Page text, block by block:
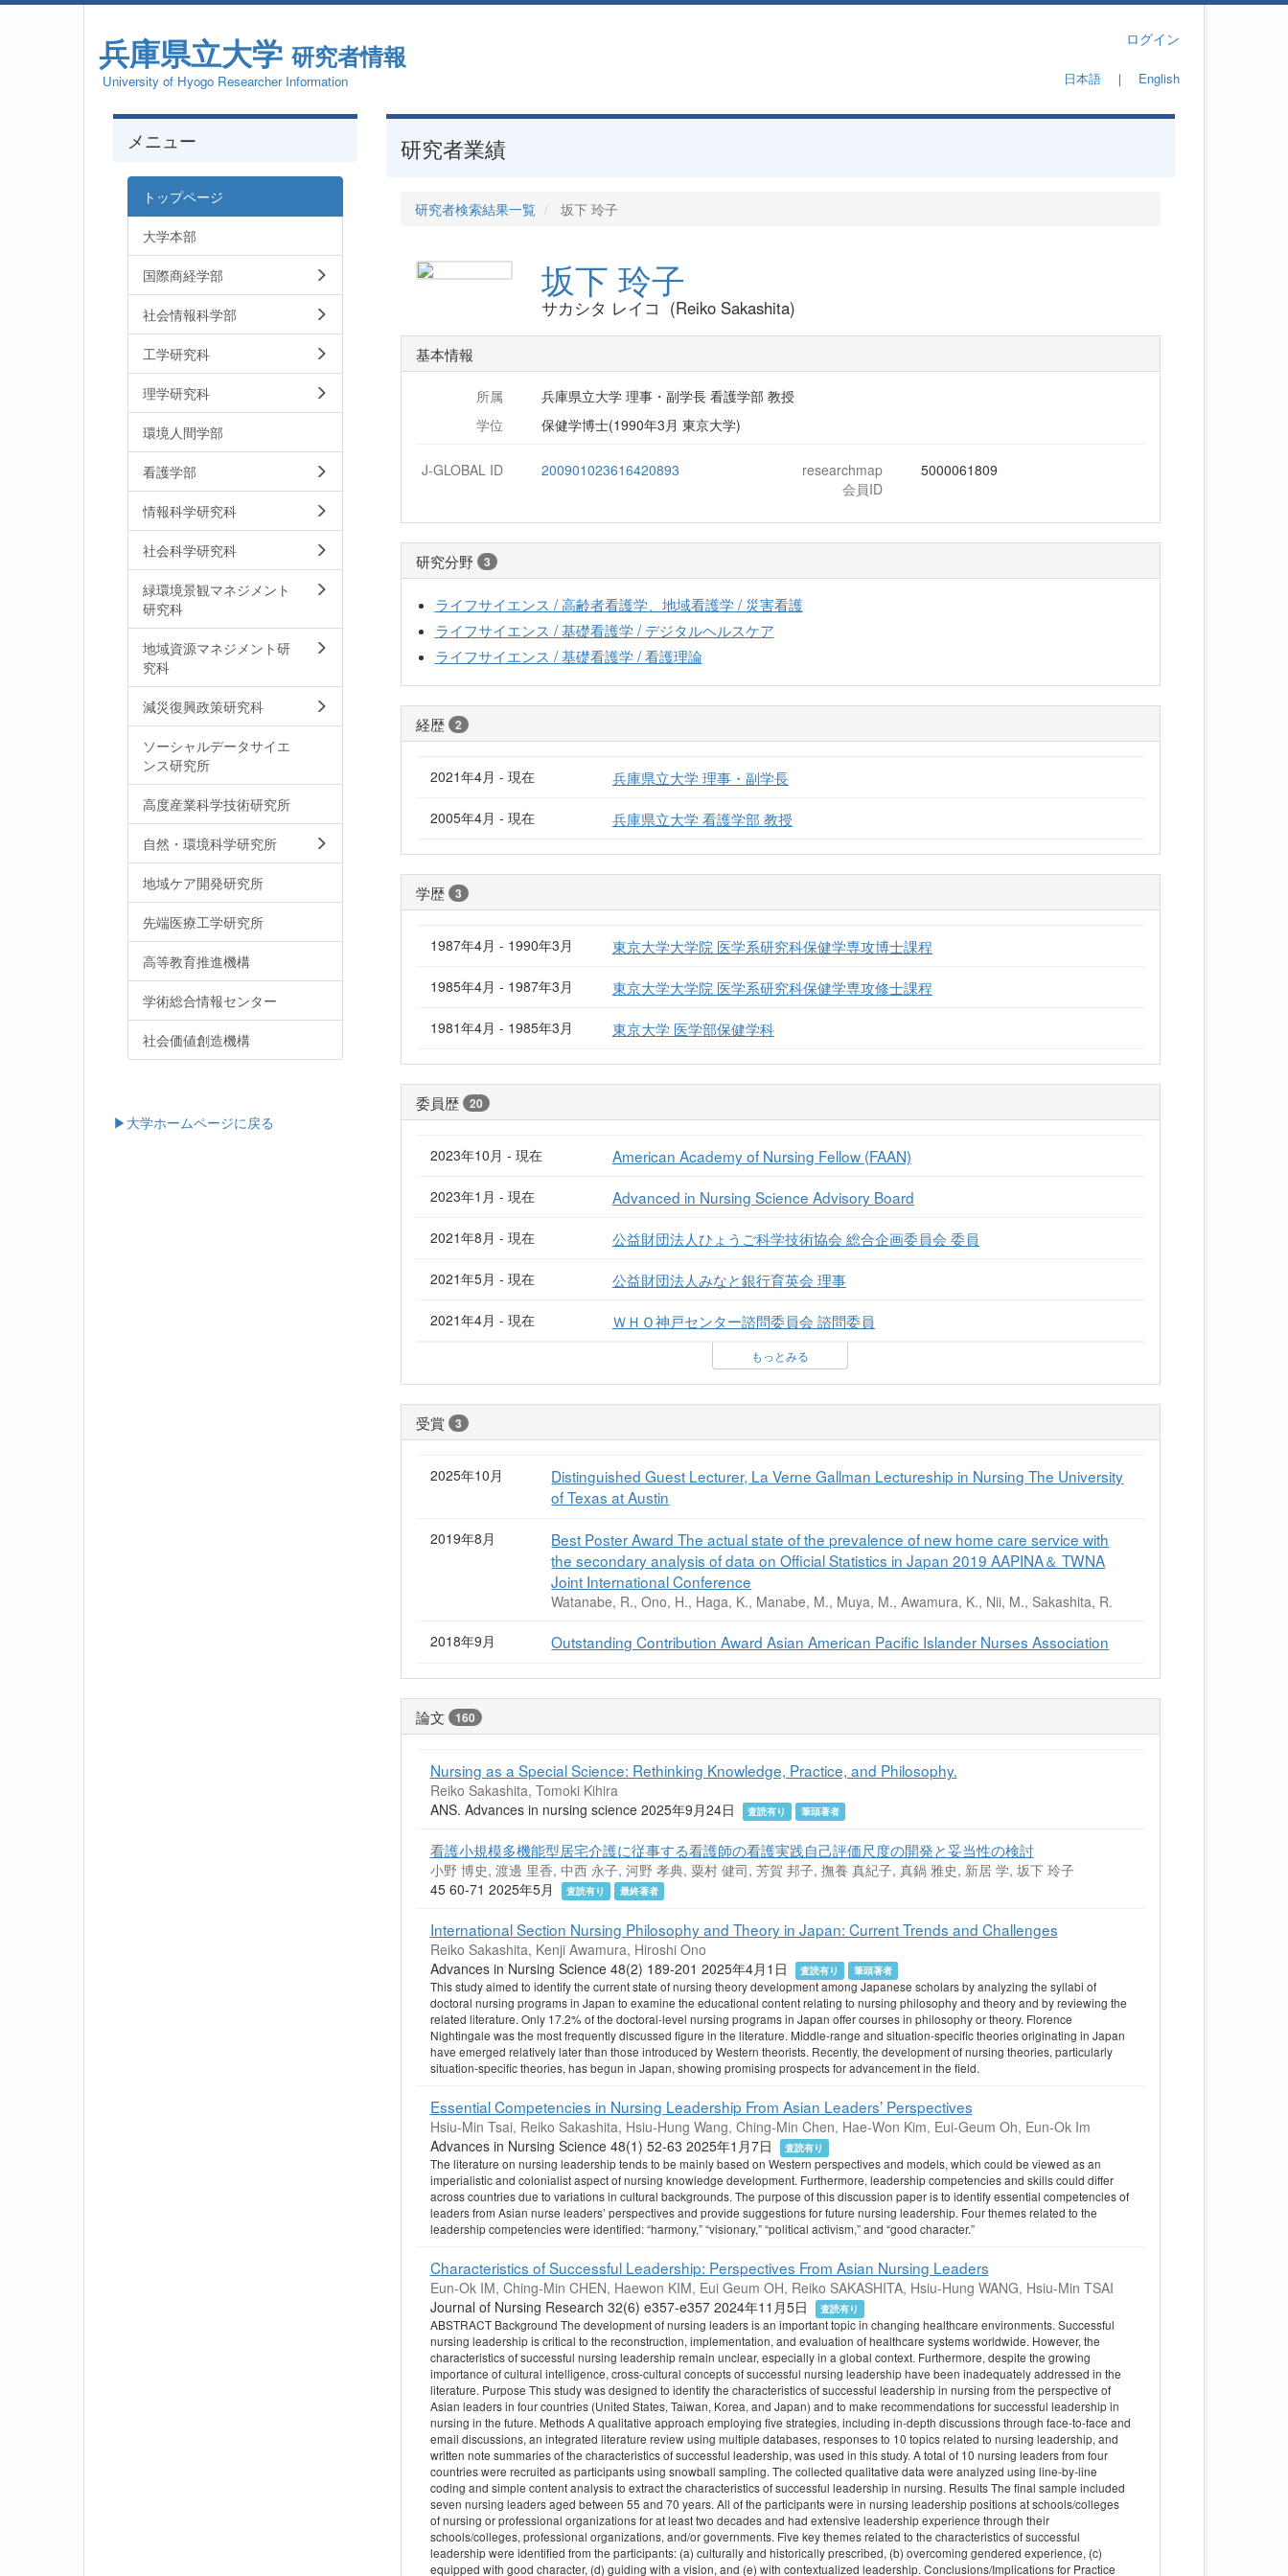
兵庫県立大学 研究者情報
University of Hyogo Researcher Information
ログイン
日本語｜ English
研究者業績
研究者検索結果一覧 坂下 玲子
坂下 玲子
サカシタ レイコ (Reiko Sakashita)
基本情報
所属
兵庫県立大学 理事・副学長 看護学部 教授
学位
保健学博士(1990年3月 東京大学)
J-GLOBAL ID 200901023616420893
researchmap
会員ID
5000061809
研究分野 3
ライフサイエンス / 高齢者看護学、地域看護学 / 災害看護
ライフサイエンス / 基礎看護学 / デジタルヘルスケア
ライフサイエンス / 基礎看護学 / 看護理論
経歴 2
2021年4月 - 現在 兵庫県立大学 理事・副学長
2005年4月 - 現在 兵庫県立大学 看護学部 教授
学歴 3
1987年4月 - 1990年3月 東京大学大学院 医学系研究科保健学専攻博士課程
1985年4月 - 1987年3月 東京大学大学院 医学系研究科保健学専攻修士課程
1981年4月 - 1985年3月 東京大学 医学部保健学科
委員歴 20
2023年10月 - 現在 American Academy of Nursing Fellow (FAAN)
2023年1月 - 現在 Advanced in Nursing Science Advisory Board
2021年8月 - 現在 公益財団法人ひょうご科学技術協会 総合企画委員会 委員
2021年5月 - 現在 公益財団法人みなと銀行育英会 理事
2021年4月 - 現在 ＷＨＯ神戸センター諮問委員会 諮問委員
もっとみる
受賞 3
2025年10月
Distinguished Guest Lecturer, La Verne Gallman Lectureship in Nursing The University
of Texas at Austin
2019年8月
Best Poster Award The actual state of the prevalence of new home care service with
the secondary analysis of data on Official Statistics in Japan 2019 AAPINA＆ TWNA
Joint International Conference
Watanabe, R., Ono, H., Haga, K., Manabe, M., Muya, M., Awamura, K., Nii, M., Sakashita, R.
2018年9月 Outstanding Contribution Award Asian American Pacific Islander Nurses Association
論文 160
Nursing as a Special Science: Rethinking Knowledge, Practice, and Philosophy.
Reiko Sakashita, Tomoki Kihira
ANS. Advances in nursing science 2025年9月24日
査読有り 筆頭著者
看護小規模多機能型居宅介護に従事する看護師の看護実践自己評価尺度の開発と妥当性の検討
小野 博史, 渡邊 里香, 中西 永子, 河野 孝典, 粟村 健司, 芳賀 邦子, 撫養 真紀子, 真鍋 雅史, 新居 学, 坂下 玲子
45 60-71 2025年5月
査読有り 最終著者
International Section Nursing Philosophy and Theory in Japan: Current Trends and Challenges
Reiko Sakashita, Kenji Awamura, Hiroshi Ono
Advances in Nursing Science 48(2) 189-201 2025年4月1日
査読有り 筆頭著者
This study aimed to identify the current state of nursing theory development among Japanese scholars by analyzing the syllabi of
doctoral nursing programs in Japan to examine the educational content relating to nursing philosophy and theory and by reviewing the
related literature. Only 17.2% of the doctoral-level nursing programs in Japan offer courses in philosophy or theory. Florence
Nightingale was the most frequently discussed figure in the literature. Middle-range and situation-specific theories originating in Japan
have emerged relatively later than those introduced by Western theorists. Recently, the development of nursing theories, particularly
situation-specific theories, has begun in Japan, showing promising prospects for advancement in the field.
Essential Competencies in Nursing Leadership From Asian Leaders’ Perspectives
Hsiu-Min Tsai, Reiko Sakashita, Hsiu-Hung Wang, Ching-Min Chen, Hae-Won Kim, Eui-Geum Oh, Eun-Ok Im
Advances in Nursing Science 48(1) 52-63 2025年1月7日
査読有り
The literature on nursing leadership tends to be mainly based on Western perspectives and models, which could be viewed as an
imperialistic and colonialist aspect of nursing knowledge development. Furthermore, leadership competencies and skills could differ
across countries due to variations in cultural backgrounds. The purpose of this discussion paper is to identify essential competencies of
leaders from Asian nurse leaders’ perspectives and provide suggestions for future nursing leadership. Four themes related to the
leadership competencies were identified: “harmony,” “visionary,” “political activism,” and “good character.”
Characteristics of Successful Leadership: Perspectives From Asian Nursing Leaders
Eun-Ok IM, Ching-Min CHEN, Haewon KIM, Eui Geum OH, Reiko SAKASHITA, Hsiu-Hung WANG, Hsiu-Min TSAI
Journal of Nursing Research 32(6) e357-e357 2024年11月5日
査読有り
ABSTRACT Background The development of nursing leaders is an important topic in changing healthcare environments. Successful
nursing leadership is critical to the reconstruction, implementation, and evaluation of healthcare systems worldwide. However, the
characteristics of successful nursing leadership remain unclear, especially in a global context. Furthermore, despite the growing
importance of cultural intelligence, cross-cultural concepts of successful nursing leadership have been inadequately addressed in the
literature. Purpose This study was designed to identify the characteristics of successful leadership in nursing from the perspective of
Asian leaders in four countries (United States, Taiwan, Korea, and Japan) and to make recommendations for successful leadership in
nursing in the future. Methods A qualitative approach employing five strategies, including in-depth discussions through face-to-face and
email discussions, an integrated literature review using multiple databases, responses to 10 topics related to nursing leadership, and
written note summaries of the characteristics of successful leadership, was used in this study. A total of 10 nursing leaders from four
countries were recruited as participants using snowball sampling. The collected qualitative data were analyzed using line-by-line
coding and simple content analysis to extract the characteristics of successful leadership in nursing. Results The final sample included
seven nursing leaders aged between 55 and 70 years. All of the participants were in nursing leadership positions at schools/colleges
of nursing or professional organizations for at least two decades and had extensive leadership experience through their
schools/colleges, professional organizations, and/or governments. Five key themes related to the characteristics of successful
leadership were identified from the participants: (a) culturally and historically prescribed, (b) overcoming gendered experience, (c)
equipped with good character, (d) guiding with a vision, and (e) with contextualized leadership. Conclusions/Implications for Practice
メニュー
トップページ
大学本部
国際商経学部
社会情報科学部
工学研究科
理学研究科
環境人間学部
看護学部
情報科学研究科
社会科学研究科
緑環境景観マネジメント
研究科
地域資源マネジメント研
究科
減災復興政策研究科
ソーシャルデータサイエ
ンス研究所
高度産業科学技術研究所
自然・環境科学研究所
地域ケア開発研究所
先端医療工学研究所
高等教育推進機構
学術総合情報センター
社会価値創造機構
▶大学ホームページに戻る